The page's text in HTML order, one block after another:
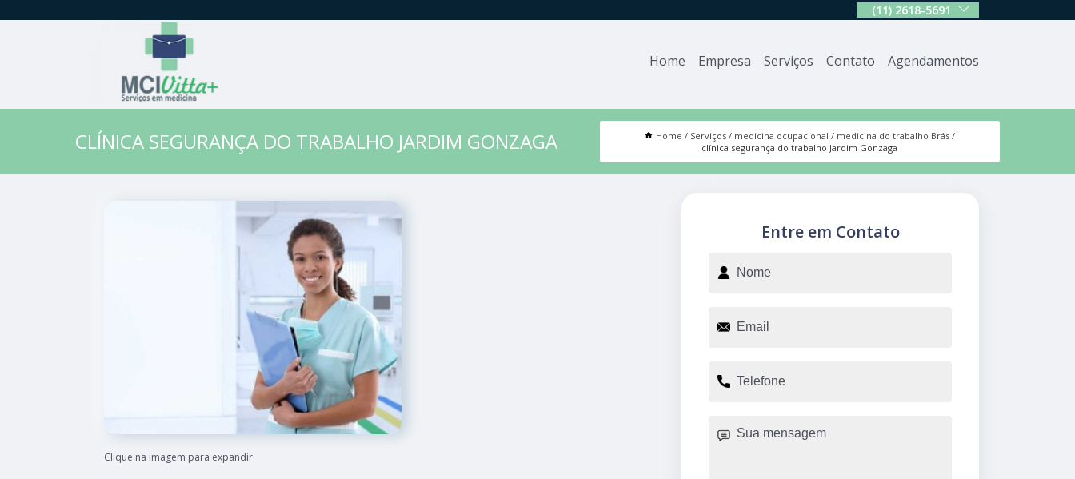
(11) 2618-5691
Home Empresa Serviços Contato Agendamentos
CLÍNICA SEGURANÇA DO TRABALHO JARDIM GONZAGA Home Serviços medicina ocupacional
medicina do trabalho Brás
clínica segurança do trabalho Jardim Gonzaga
Clique na imagem para expandir
Entre em Contato